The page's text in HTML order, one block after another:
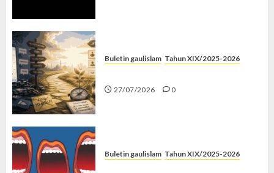
Buletin gaulislam Tahun XIX/2025-2026
27/07/2026 0
Buletin gaulislam Tahun XIX/2025-2026